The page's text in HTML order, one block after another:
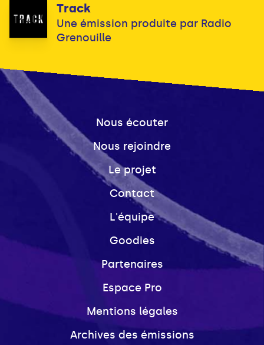
Track
Une émission produite par Radio
Grenouille
Nous écouter
Nous rejoindre
Le projet
Contact
L'équipe
Goodies
Partenaires
Espace Pro
Mentions légales
Archives des émissions